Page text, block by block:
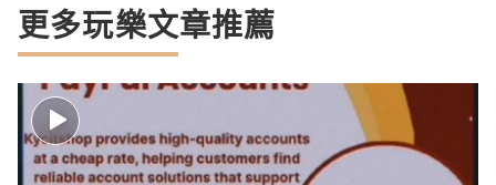
更多玩樂文章推薦